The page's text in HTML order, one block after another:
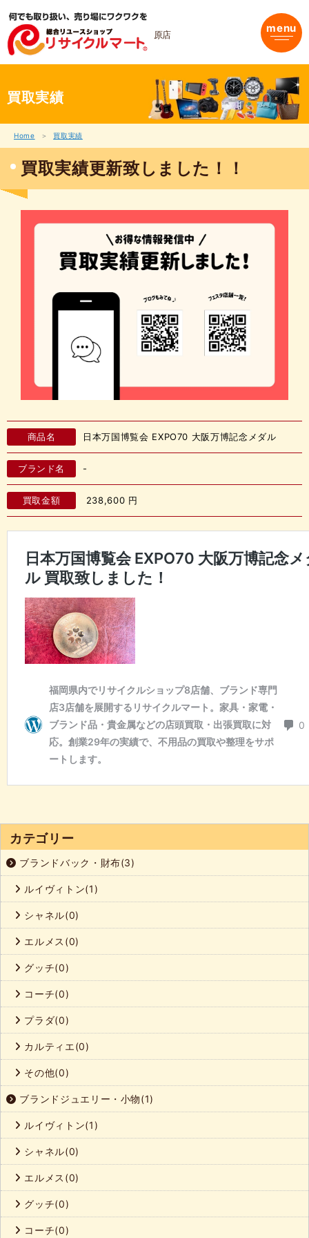
ス
原店 menu
買取実績
Home 買取実績
買取実績更新致しました！！
商品名 日本万国博覧会 EXPO70 大阪万博記念メダル
ブランド名 -
買取金額 238,600 円
カテゴリー
ブランドバック・財布(3)
ルイヴィトン(1)
シャネル(0)
エルメス(0)
グッチ(0)
コーチ(0)
プラダ(0)
カルティエ(0)
その他(0)
ブランドジュエリー・小物(1)
ルイヴィトン(1)
シャネル(0)
エルメス(0)
グッチ(0)
コーチ(0)